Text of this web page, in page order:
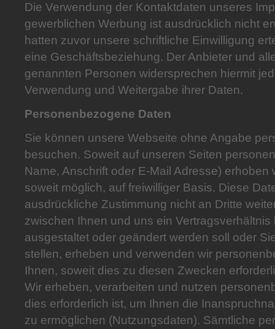
Die Verwendung der Kontaktdaten unseres
gewerblichen Werbung ist ausdrücklich nicht
hatten zuvor unsere schriftliche Einwilligung
eine Geschäftsbeziehung. Der Anbieter und
genannten Personen widersprechen hiermit
Verwendung und Weitergabe ihrer Daten.
Personenbezogene Daten
Sie können unsere Webseite ohne Angabe
besuchen. Soweit auf unseren Seiten
Name, Anschrift oder E-Mail Adresse) erhoben
soweit möglich, auf freiwilliger Basis. Diese
ausdrückliche Zustimmung nicht an Dritte
zwischen Ihnen und uns ein
ausgestaltet oder geändert werden soll oder
stellen, erheben und verwenden wir
Ihnen, soweit dies zu diesen Zwecken
Wir erheben, verarbeiten und nutzen
dies erforderlich ist, um Ihnen die
zu ermöglichen (Nutzungsdaten). Sämtliche